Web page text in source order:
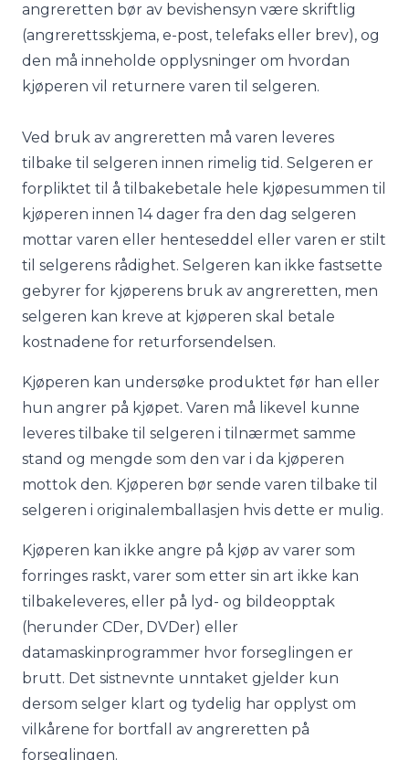
angreretten bør av bevishensyn være skriftlig
(angrerettsskjema, e-post, telefaks eller brev), og
den må inneholde opplysninger om hvordan
kjøperen vil returnere varen til selgeren.
Ved bruk av angreretten må varen leveres
tilbake til selgeren innen rimelig tid. Selgeren er
forpliktet til å tilbakebetale hele kjøpesummen til
kjøperen innen 14 dager fra den dag selgeren
mottar varen eller henteseddel eller varen er stilt
til selgerens rådighet. Selgeren kan ikke fastsette
gebyrer for kjøperens bruk av angreretten, men
selgeren kan kreve at kjøperen skal betale
kostnadene for returforsendelsen.
Kjøperen kan undersøke produktet før han eller
hun angrer på kjøpet. Varen må likevel kunne
leveres tilbake til selgeren i tilnærmet samme
stand og mengde som den var i da kjøperen
mottok den. Kjøperen bør sende varen tilbake til
selgeren i originalemballasjen hvis dette er mulig.
Kjøperen kan ikke angre på kjøp av varer som
forringes raskt, varer som etter sin art ikke kan
tilbakeleveres, eller på lyd- og bildeopptak
(herunder CDer, DVDer) eller
datamaskinprogrammer hvor forseglingen er
brutt. Det sistnevnte unntaket gjelder kun
dersom selger klart og tydelig har opplyst om
vilkårene for bortfall av angreretten på
forseglingen.